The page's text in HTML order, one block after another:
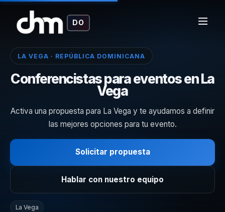
DO
LA VEGA · REPÚBLICA DOMINICANA
Conferencistas para eventos en La
Vega
Activa una propuesta para La Vega y te ayudamos a definir
las mejores opciones para tu evento.
Solicitar propuesta
Hablar con nuestro equipo
La Vega